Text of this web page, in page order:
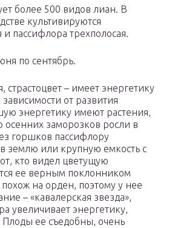
более 500 видов лиан. В
культивируются
и пассифлора трехполосая.
по сентябрь.
страстоцвет – имеет энергетику
от развития
энергетику имеют растения,
осенних заморозков росли в
горшков пассифлору
землю или крупную емкость с
кто видел цветущую
ее верным поклонником
похож на орден, поэтому у нее
– «кавалерская звезда»,
увеличивает энергетику,
ее съедобны, очень